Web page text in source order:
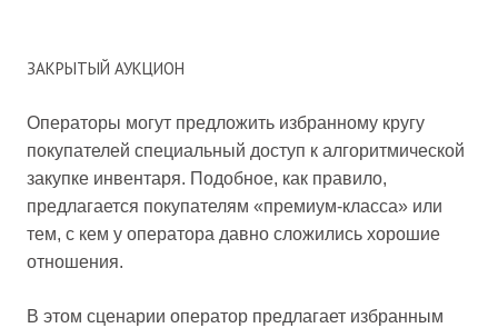
ЗАКРЫТЫЙ АУКЦИОН
Операторы могут предложить избранному кругу
покупателей специальный доступ к алгоритмической
закупке инвентаря. Подобное, как правило,
предлагается покупателям «премиум-класса» или
тем, с кем у оператора давно сложились хорошие
отношения.
В этом сценарии оператор предлагает избранным